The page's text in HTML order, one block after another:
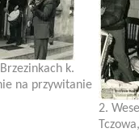
k.
na przywitanie
2.